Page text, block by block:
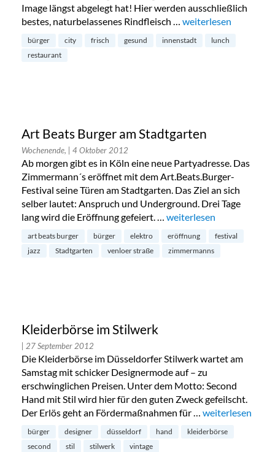
Image längst abgelegt hat! Hier werden ausschließlich
bestes, naturbelassenes Rindfleisch … „Die Kuh die lacht in
weiterlesen
bürger city frisch gesund innenstadt
lunch
restaurant
Art Beats Burger am Stadtgarten
Wochenende, | 4 Oktober 2012
Ab morgen gibt es in Köln eine neue Partyadresse. Das
Zimmermann´s eröffnet mit dem Art.Beats.Burger-
Festival seine Türen am Stadtgarten. Das Ziel an sich
selber lautet: Anspruch und Underground. Drei Tage
lang wird die Eröffnung gefeiert. … „Art Beats Burger am
weiterlesen
art beats burger bürger elektro eröffnung
festival
jazz
Stadtgarten venloer straße zimmermanns
Kleiderbörse im Stilwerk
| 27 September 2012
Die Kleiderbörse im Düsseldorfer Stilwerk wartet am
Samstag mit schicker Designermode auf – zu
erschwinglichen Preisen. Unter dem Motto: Second
Hand mit Stil wird hier für den guten Zweck gefeilscht.
Der Erlös geht an Fördermaßnahmen für … „Kleiderbörse
weiterlesen
bürger designer düsseldorf hand
kleiderbörse
second
stil stilwerk vintage